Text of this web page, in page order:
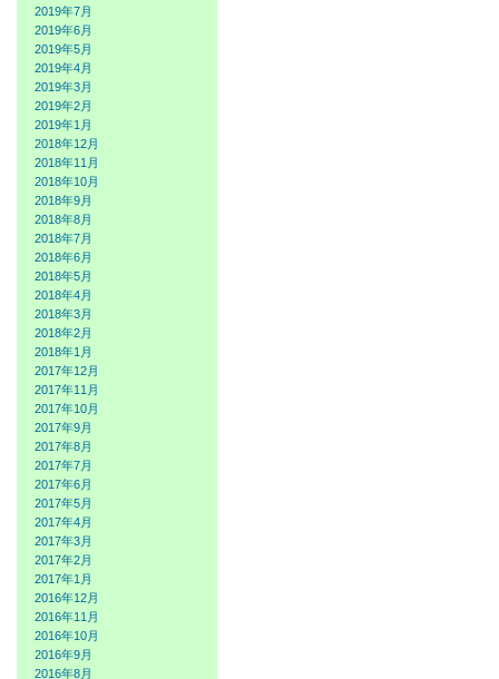
2019年7月
2019年6月
2019年5月
2019年4月
2019年3月
2019年2月
2019年1月
2018年12月
2018年11月
2018年10月
2018年9月
2018年8月
2018年7月
2018年6月
2018年5月
2018年4月
2018年3月
2018年2月
2018年1月
2017年12月
2017年11月
2017年10月
2017年9月
2017年8月
2017年7月
2017年6月
2017年5月
2017年4月
2017年3月
2017年2月
2017年1月
2016年12月
2016年11月
2016年10月
2016年9月
2016年8月